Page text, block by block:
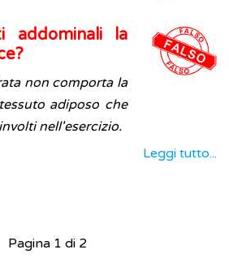
addominali la
non comporta la
adiposo che
nell'esercizio.
Leggi tutto...
Pagina 1 di 2